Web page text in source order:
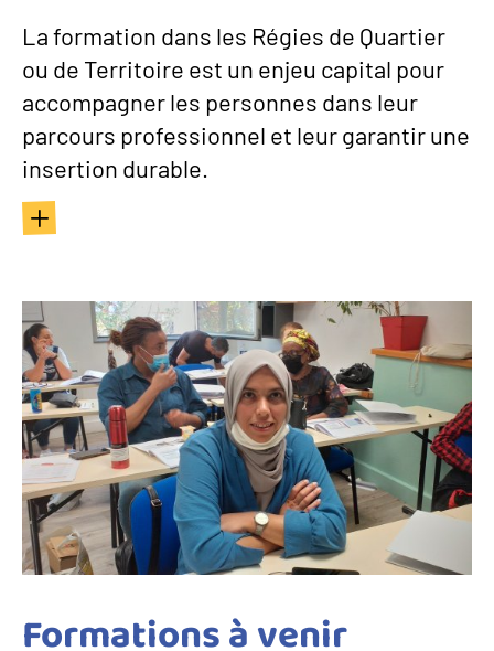
La formation dans les Régies de Quartier
ou de Territoire est un enjeu capital pour
accompagner les personnes dans leur
parcours professionnel et leur garantir une
insertion durable.
Formations à venir